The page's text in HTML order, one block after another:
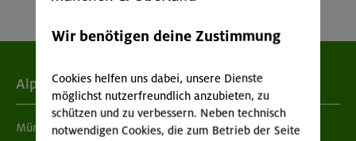
Alpenverein
München & Oberland
Wir benötigen deine Zustimmung
Cookies helfen uns dabei, unsere Dienste
möglichst nutzerfreundlich anzubieten, zu
schützen und zu verbessern. Neben technisch
notwendigen Cookies, die zum Betrieb der Seite